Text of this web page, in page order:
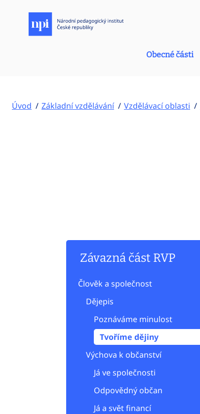
Obecné části
Úvod Základní vzdělávání Vzdělávací oblasti
Závazná část RVP
Člověk a společnost
Dějepis
Poznáváme minulost
Tvoříme dějiny
Výchova k občanství
Já ve společnosti
Odpovědný občan
Já a svět financí